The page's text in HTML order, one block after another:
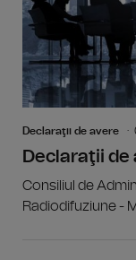
Declaraţii de avere
Declaraţii de
Consiliul de
Radiodifuziune -